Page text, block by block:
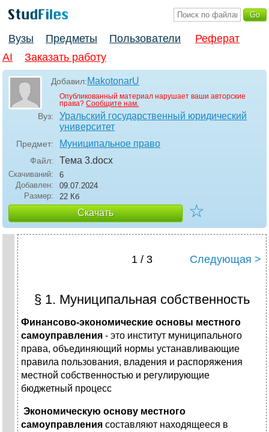
Вузы Предметы Пользователи
Реферат
AI
Заказать работу
Добавил:MakotonarU
Опубликованный материал нарушает ваши авторские
права? Сообщите нам.
Вуз:
Уральский государственный юридический
университет
Предмет: Муниципальное право
Файл: Тема 3.docx
Скачиваний:
6
Добавлен:
09.07.2024
Размер:
22 Кб
Скачать ☆
1 / 3 Следующая >
§ 1. Муниципальная собственность
Финансово-экономические основы местного
самоуправления - это институт муниципального
права, объединяющий нормы устанавливающие
правила пользования, владения и распоряжения
местной собственностью и регулирующие
бюджетный процесс
Экономическую основу местного
самоуправления составляют находящееся в